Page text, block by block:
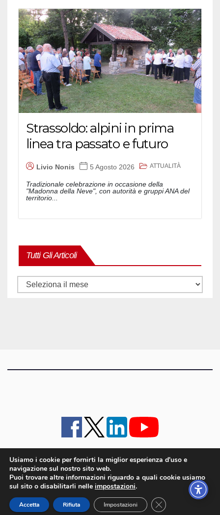
Strassoldo: alpini in prima
linea tra passato e futuro
Livio Nonis 5 Agosto 2026 ATTUALITÀ
Tradizionale celebrazione in occasione della
"Madonna della Neve", con autorità e gruppi ANA del
territorio...
Tutti Gli Articoli
Tutti
iMagazine · contatti e staff · lavora con noi
Cookie policy UE
iMagazine è un marchio di proprietà di Goliardica Editrice redazione in via Aquileia 64a,
Bagnaria Arsa (UD) - P.iva 00559050315
© 2006 - 2026 Goliardica Editrice
Usiamo i cookie per fornirti la miglior esperienza d'uso e
navigazione sul nostro sito web.
Puoi trovare altre informazioni riguardo a quali cookie usiamo
sul sito o disabilitarli nelle impostazioni.
Accetta Rifiuta Impostazioni Close GDPR